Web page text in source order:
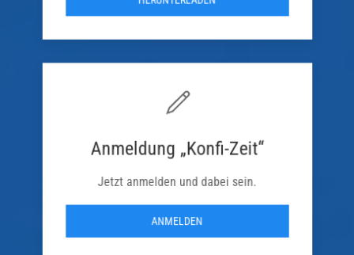
Anmeldung „Konfi-Zeit“
Jetzt anmelden und dabei sein.
ANMELDEN